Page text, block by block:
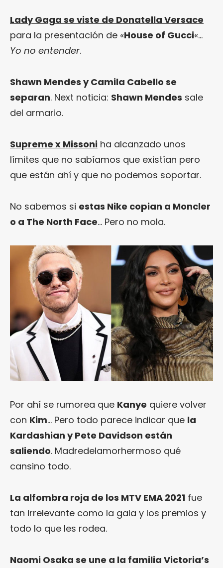
Lady Gaga se viste de Donatella Versace
para la presentación de «House of Gucci«…
Yo no entender.
Shawn Mendes y Camila Cabello se
separan. Next noticia: Shawn Mendes sale
del armario.
Supreme x Missoni ha alcanzado unos
límites que no sabíamos que existían pero
que están ahí y que no podemos soportar.
No sabemos si estas Nike copian a Moncler
o a The North Face… Pero no mola.
Por ahí se rumorea que Kanye quiere volver
con Kim… Pero todo parece indicar que la
Kardashian y Pete Davidson están
saliendo. Madredelamorhermoso qué
cansino todo.
La alfombra roja de los MTV EMA 2021 fue
tan irrelevante como la gala y los premios y
todo lo que les rodea.
Naomi Osaka se une a la familia Victoria’s